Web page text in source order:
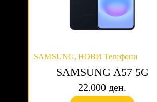
SAMSUNG, НОВИ Телефони
SAMSUNG A57 5G
22.000 ден.